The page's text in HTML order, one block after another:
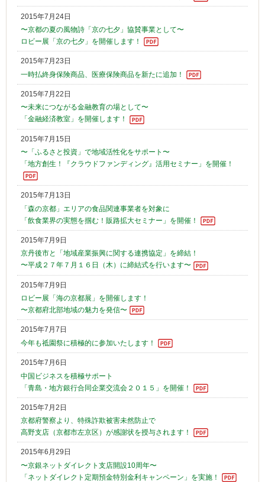
2015年7月24日
〜京都の夏の風物詩「京の七夕」協賛事業として〜
ロビー展「京の七夕」を開催します！
2015年7月23日
一時払終身保険商品、医療保険商品を新たに追加！
2015年7月22日
〜未来につながる金融教育の場として〜
「金融経済教室」を開催します！
2015年7月15日
〜「ふるさと投資」で地域活性化をサポート〜
「地方創生！『クラウドファンディング』活用セミナー」を開催！
2015年7月13日
「森の京都」エリアの食品関連事業者を対象に
「飲食業界の実態を掴む！販路拡大セミナー」を開催！
2015年7月9日
京丹後市と「地域産業振興に関する連携協定」を締結！
〜平成２７年７月１６日（木）に締結式を行います〜
2015年7月9日
ロビー展「海の京都展」を開催します！
〜京都府北部地域の魅力を発信〜
2015年7月7日
今年も祗園祭に積極的に参加いたします！
2015年7月6日
中国ビジネスを積極サポート
「青島・地方銀行合同企業交流会２０１５」を開催！
2015年7月2日
京都府警察より、特殊詐欺被害未然防止で
高野支店（京都市左京区）が感謝状を授与されます！
2015年6月29日
〜京銀ネットダイレクト支店開設10周年〜
「ネットダイレクト定期預金特別金利キャンペーン」を実施！